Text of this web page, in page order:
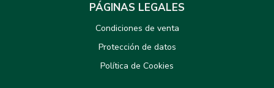
PÁGINAS LEGALES
Condiciones de venta
Protección de datos
Política de Cookies